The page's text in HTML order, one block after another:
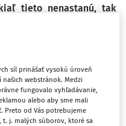
tieto nenastanú, tak
pomer bude ďalej
od zmluvy
síl prinášať vysokú úroveň
webstránok. Medzi
fungovalo vyhľadávanie,
alebo aby sme mali
Preto od Vás potrebujeme
t. j. malých súborov, ktoré sa